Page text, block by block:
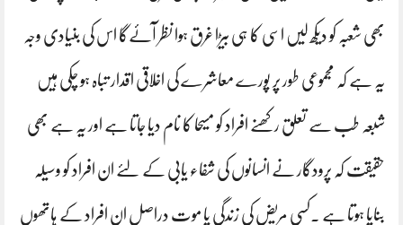
بھی شعبہ کو دیکھ لیں اسی کا ہی بیڑا غرق ہوا نظر آئےگا اس کی بنیادی وجہ
یہ ہے کہ مجموعی طور پر پورے معاشرے کی اخلاقی اقدار تباہ ہو چکی ہیں
شبعہ طب سے تعلق رکھنے افراد کو مسیحا کا نام دیا جاتا ہے اور یہ ہے بھی
حقیقت کہ پرودگار نے انسانوں کی شفاء یابی کے لئے ان افراد کو وسیلہ
بنایا ہوتا ہے ۔کسی مریض کی زندگی یا موت دراصل ان افراد کے ہاتھوں